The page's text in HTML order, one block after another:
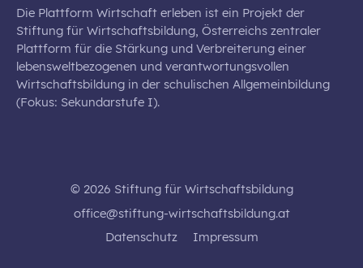
Die Plattform Wirtschaft erleben ist ein Projekt der
Stiftung für Wirtschaftsbildung, Österreichs zentraler
Plattform für die Stärkung und Verbreiterung einer
lebensweltbezogenen und verantwortungsvollen
Wirtschaftsbildung in der schulischen Allgemeinbildung
(Fokus: Sekundarstufe I).
© 2026 Stiftung für Wirtschaftsbildung
office@stiftung-wirtschaftsbildung.at
Datenschutz
Impressum